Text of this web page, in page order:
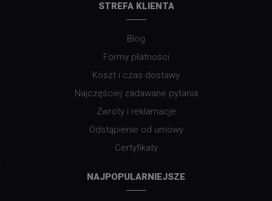
STREFA KLIENTA
Blog
Formy płatności
Koszt i czas dostawy
Najczęściej zadawane pytania
Zwroty i reklamacje
Odstąpienie od umowy
Certyfikaty
NAJPOPULARNIEJSZE